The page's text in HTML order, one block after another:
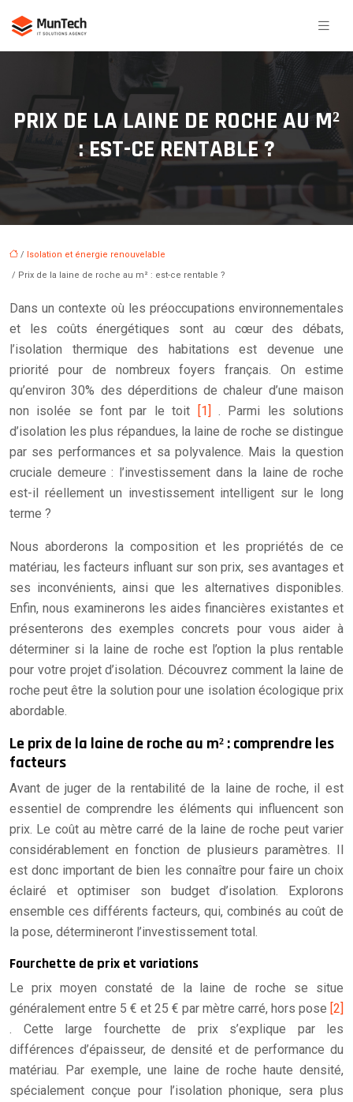
PRIX DE LA LAINE DE ROCHE AU M²
: EST-CE RENTABLE ?
/ Isolation et énergie renouvelable
/ Prix de la laine de roche au m² : est-ce rentable ?
Dans un contexte où les préoccupations environnementales
et les coûts énergétiques sont au cœur des débats,
l’isolation thermique des habitations est devenue une
priorité pour de nombreux foyers français. On estime
qu’environ 30% des déperditions de chaleur d’une maison
non isolée se font par le toit
[1]
. Parmi les solutions
d’isolation les plus répandues, la laine de roche se distingue
par ses performances et sa polyvalence. Mais la question
cruciale demeure : l’investissement dans la laine de roche
est-il réellement un investissement intelligent sur le long
terme ?
Nous aborderons la composition et les propriétés de ce
matériau, les facteurs influant sur son prix, ses avantages et
ses inconvénients, ainsi que les alternatives disponibles.
Enfin, nous examinerons les aides financières existantes et
présenterons des exemples concrets pour vous aider à
déterminer si la laine de roche est l’option la plus rentable
pour votre projet d’isolation. Découvrez comment la laine de
roche peut être la solution pour une isolation écologique prix
abordable.
Le prix de la laine de roche au m² : comprendre les
facteurs
Avant de juger de la rentabilité de la laine de roche, il est
essentiel de comprendre les éléments qui influencent son
prix. Le coût au mètre carré de la laine de roche peut varier
considérablement en fonction de plusieurs paramètres. Il
est donc important de bien les connaître pour faire un choix
éclairé et optimiser son budget d’isolation. Explorons
ensemble ces différents facteurs, qui, combinés au coût de
la pose, détermineront l’investissement total.
Fourchette de prix et variations
Le prix moyen constaté de la laine de roche se situe
généralement entre 5 € et 25 € par mètre carré, hors pose [2]
. Cette large fourchette de prix s’explique par les
différences d’épaisseur, de densité et de performance du
matériau. Par exemple, une laine de roche haute densité,
spécialement conçue pour l’isolation phonique, sera plus